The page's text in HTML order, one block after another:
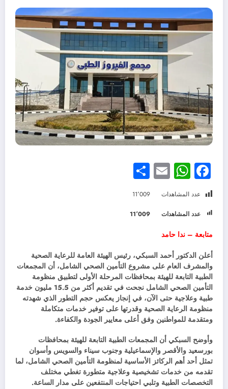
Facebook
WhatsApp
Email
عدد المشاهدات 11٬009
عدد المشاهدات 11٬009
متابعة – ندا حامد
أعلن الدكتور أحمد السبكي، رئيس الهيئة العامة للرعاية الصحية
والمشرف العام على مشروع التأمين الصحي الشامل، أن المجمعات
الطبية التابعة للهيئة بمحافظات المرحلة الأولى لتطبيق منظومة
التأمين الصحي الشامل نجحت في تقديم أكثر من 15.5 مليون خدمة
طبية وعلاجية حتى الآن، في إنجاز يعكس حجم التطور الذي شهدته
منظومة الرعاية الصحية وقدرتها على توفير خدمات متكاملة
ومتقدمة للمواطنين وفق أعلى معايير الجودة والكفاءة.
وأوضح السبكي أن المجمعات الطبية التابعة للهيئة بمحافظات
بورسعيد والأقصر والإسماعيلية وجنوب سيناء والسويس وأسوان
تمثل أحد أهم الركائز الأساسية لمنظومة التأمين الصحي الشامل، لما
تقدمه من خدمات تشخيصية وعلاجية متطورة تغطي مختلف
التخصصات الطبية وتلبي احتياجات المنتفعين على مدار الساعة.